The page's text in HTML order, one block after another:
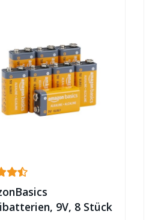
9V, 8 Stück